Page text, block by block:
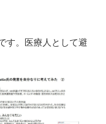
す。医療人として避